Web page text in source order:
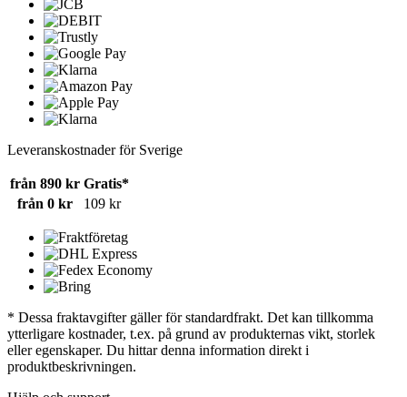
Leveranskostnader för Sverige
från 890 kr Gratis*
från 0 kr
109 kr
* Dessa fraktavgifter gäller för standardfrakt. Det kan tillkomma
ytterligare kostnader, t.ex. på grund av produkternas vikt, storlek
eller egenskaper. Du hittar denna information direkt i
produktbeskrivningen.